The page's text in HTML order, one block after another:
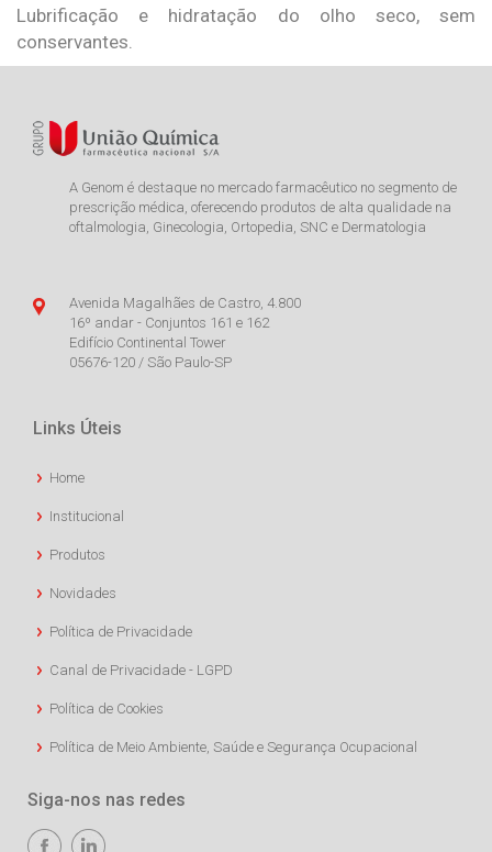
Lubrificação e hidratação do olho seco, sem
conservantes.
A Genom é destaque no mercado farmacêutico no segmento de
prescrição médica, oferecendo produtos de alta qualidade na
oftalmologia, Ginecologia, Ortopedia, SNC e Dermatologia
Avenida Magalhães de Castro, 4.800
16º andar - Conjuntos 161 e 162
Edifício Continental Tower
05676-120 / São Paulo-SP
Links Úteis
Home
Institucional
Produtos
Novidades
Política de Privacidade
Canal de Privacidade - LGPD
Política de Cookies
Política de Meio Ambiente, Saúde e Segurança Ocupacional
Siga-nos nas redes